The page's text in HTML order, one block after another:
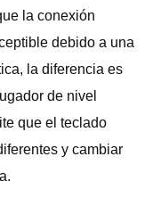
la conexión
debido a una
la diferencia es
de nivel
que el teclado
y cambiar